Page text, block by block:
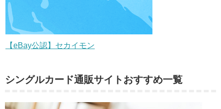
【eBay公認】セカイモン
シングルカード通販サイトおすすめ一覧